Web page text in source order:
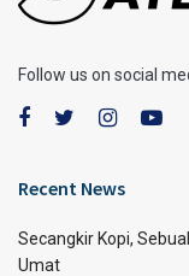
Follow us on social
Recent News
Secangkir Kopi,
Umat